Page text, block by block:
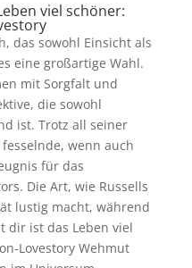
viel schöner:
das sowohl Einsicht als
eine großartige Wahl.
mit Sorgfalt und
die sowohl
ist. Trotz all seiner
wenn auch
für das
Die Art, wie Russells
lustig macht, während
dir ist das Leben viel
Lovestory Wehmut